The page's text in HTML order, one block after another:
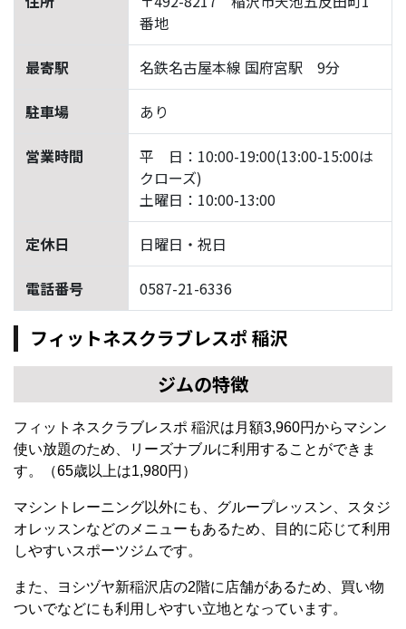
番地
最寄駅 名鉄名古屋本線 国府宮駅 9分
駐車場 あり
営業時間
平 日：10:00-19:00(13:00-15:00は
クローズ)
土曜日：10:00-13:00
定休日 日曜日・祝日
電話番号 0587-21-6336
フィットネスクラブレスポ 稲沢
ジムの特徴
フィットネスクラブレスポ 稲沢は月額3,960円からマシン
使い放題のため、リーズナブルに利用することができま
す。（65歳以上は1,980円）
マシントレーニング以外にも、グループレッスン、スタジ
オレッスンなどのメニューもあるため、目的に応じて利用
しやすいスポーツジムです。
また、ヨシヅヤ新稲沢店の2階に店舗があるため、買い物
ついでなどにも利用しやすい立地となっています。